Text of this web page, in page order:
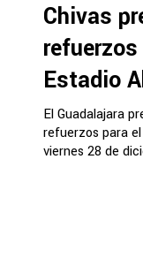
Chivas
Estadio
El Guadalajara
refuerzos para
viernes 28 de